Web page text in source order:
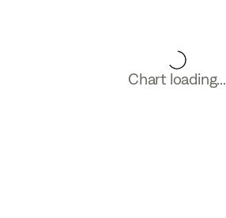
Chart loading...